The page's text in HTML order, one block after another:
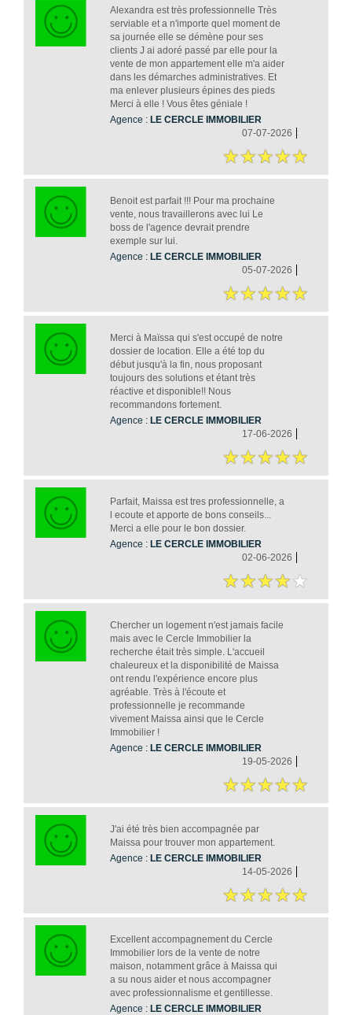
Alexandra est très professionnelle Très
serviable et a n'importe quel moment de
sa journée elle se démène pour ses
clients J ai adoré passé par elle pour la
vente de mon appartement elle m'a aider
dans les démarches administratives. Et
ma enlever plusieurs épines des pieds
Merci à elle ! Vous êtes géniale !
Agence : LE CERCLE IMMOBILIER
07-07-2026
Benoit est parfait !!! Pour ma prochaine
vente, nous travaillerons avec lui Le
boss de l'agence devrait prendre
exemple sur lui.
Agence : LE CERCLE IMMOBILIER
05-07-2026
Merci à Maïssa qui s'est occupé de notre
dossier de location. Elle a été top du
début jusqu'à la fin, nous proposant
toujours des solutions et étant très
réactive et disponible!! Nous
recommandons fortement.
Agence : LE CERCLE IMMOBILIER
17-06-2026
Parfait, Maissa est tres professionnelle, a
l ecoute et apporte de bons conseils...
Merci a elle pour le bon dossier.
Agence : LE CERCLE IMMOBILIER
02-06-2026
Chercher un logement n'est jamais facile
mais avec le Cercle Immobilier la
recherche était très simple. L'accueil
chaleureux et la disponibilité de Maissa
ont rendu l'expérience encore plus
agréable. Très à l'écoute et
professionnelle je recommande
vivement Maissa ainsi que le Cercle
Immobilier !
Agence : LE CERCLE IMMOBILIER
19-05-2026
J'ai été très bien accompagnée par
Maissa pour trouver mon appartement.
Agence : LE CERCLE IMMOBILIER
14-05-2026
Excellent accompagnement du Cercle
Immobilier lors de la vente de notre
maison, notamment grâce à Maissa qui
a su nous aider et nous accompagner
avec professionnalisme et gentillesse.
Agence : LE CERCLE IMMOBILIER